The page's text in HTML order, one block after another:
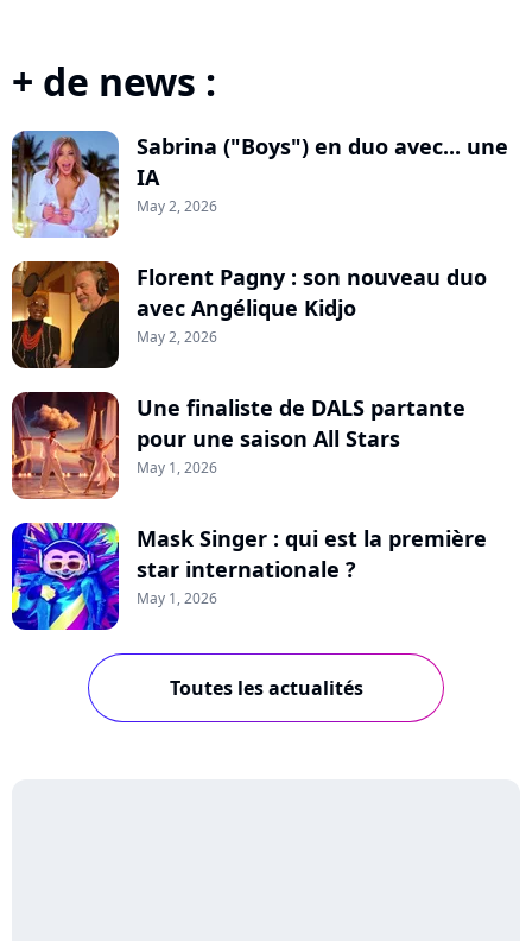
+ de news :
Sabrina ("Boys") en duo avec... une
IA
May 2, 2026
Florent Pagny : son nouveau duo
avec Angélique Kidjo
May 2, 2026
Une finaliste de DALS partante
pour une saison All Stars
May 1, 2026
Mask Singer : qui est la première
star internationale ?
May 1, 2026
Toutes les actualités